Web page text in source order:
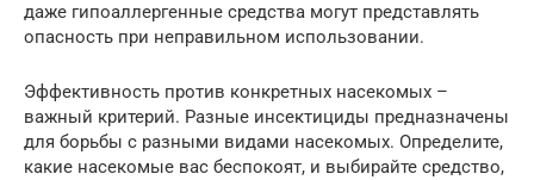
даже гипоаллергенные средства могут представлять
опасность при неправильном использовании.
Эффективность против конкретных насекомых –
важный критерий. Разные инсектициды предназначены
для борьбы с разными видами насекомых. Определите,
какие насекомые вас беспокоят, и выбирайте средство,